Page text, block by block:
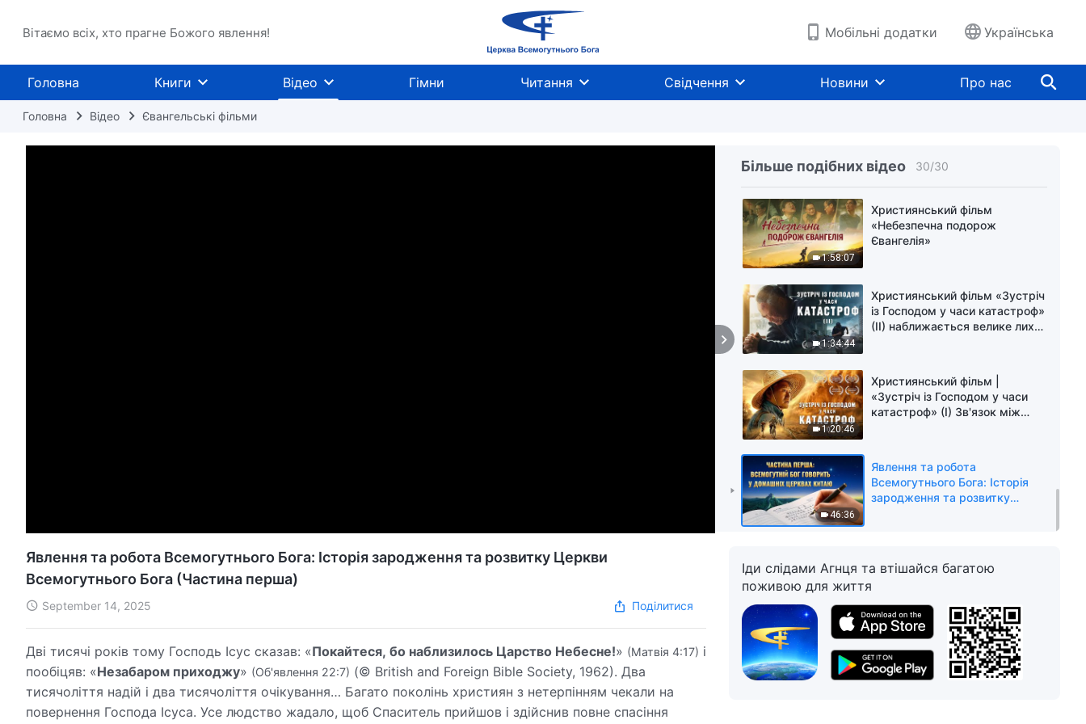
Вітаємо всіх, хто прагне Божого явлення! Мобільні додатки Українська
Головна Книги Відео Гімни Читання Свідчення Новини Про нас
Головна Відео Євангельські фільми
Більше подібних відео 30/30
2:37:43
Християнський фільм «Стукіт
Господа Ісуса в останні дні
2:00:33
1:58:07
Християнський фільм
«Небезпечна подорож
Євангелія»
1:34:44
Християнський фільм «Зустріч
із Господом у часи катастроф»
(II) наближається велике лихо
1:20:46
Християнський фільм |
«Зустріч із Господом у часи
катастроф» (I) Зв'язок між
46:36
Явлення та робота
Всемогутнього Бога: Історія
зародження та розвитку
Явлення та робота Всемогутнього Бога: Історія зародження та розвитку Церкви
Всемогутнього Бога (Частина перша)
September 14, 2025 Поділитися
Дві тисячі років тому Господь Ісус сказав: «Покайтеся, бо наблизилось Царство Небесне!» (Матвія 4:17) і
пообіцяв: «Незабаром приходжу» (Об'явлення 22:7) (© British and Foreign Bible Society, 1962). Два
тисячоліття надій і два тисячоліття очікування… Багато поколінь християн з нетерпінням чекали на
повернення Господа Ісуса. Усе людство жадало, щоб Спаситель прийшов і здійснив повне спасіння
Іди слідами Агнця та втішайся багатою
поживою для життя